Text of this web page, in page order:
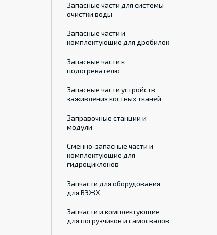
Запасные части для системы
очистки воды
Запасные части и
комплектующие для дробилок
Запасные части к
подогревателю
Запасные части устройств
заживления костных тканей
Заправочные станции и
модули
Сменно-запасные части и
комплектующие для
гидроциклонов
Запчасти для оборудования
для ВЭЖХ
Запчасти и комплектующие
для погрузчиков и самосвалов